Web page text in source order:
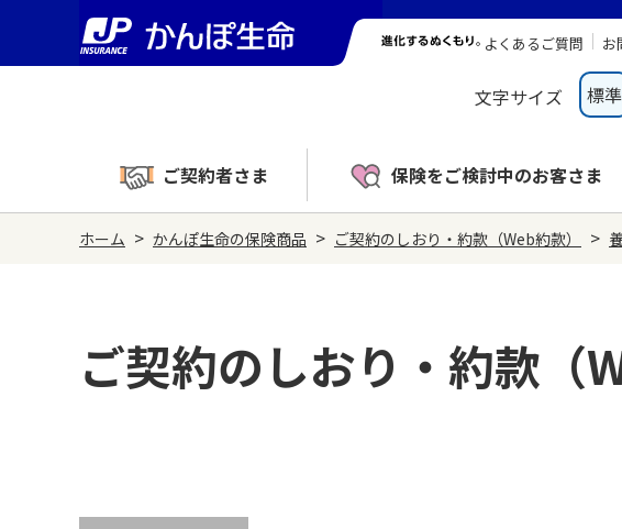
よくあるご質問 お
文字サイズ 標準
ご契約者さま 保険をご検討中のお客さま
ホーム > かんぽ生命の保険商品 > ご契約のしおり・約款（Web約款） >
ご契約のしおり・約款（